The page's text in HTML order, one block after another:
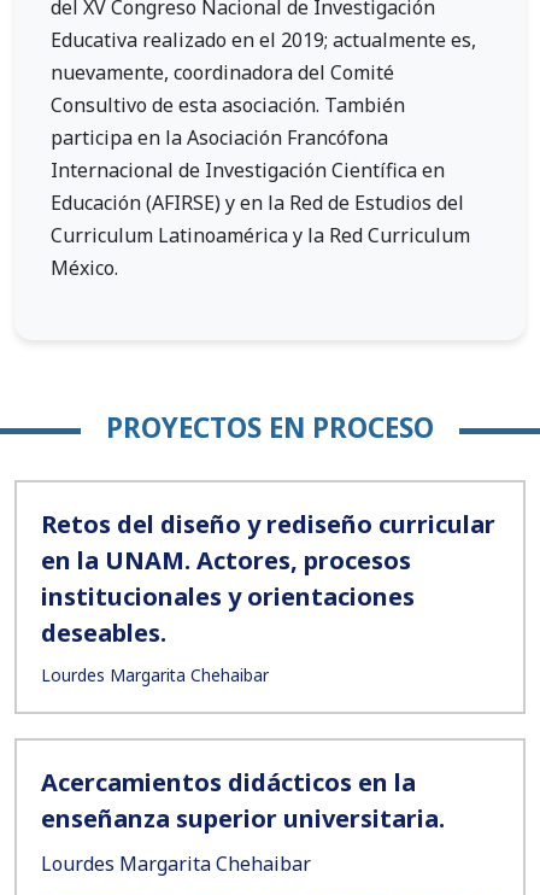
del XV Congreso Nacional de Investigación
Educativa realizado en el 2019; actualmente es,
nuevamente, coordinadora del Comité
Consultivo de esta asociación. También
participa en la Asociación Francófona
Internacional de Investigación Científica en
Educación (AFIRSE) y en la Red de Estudios del
Curriculum Latinoamérica y la Red Curriculum
México.
PROYECTOS EN PROCESO
Retos del diseño y rediseño curricular
en la UNAM. Actores, procesos
institucionales y orientaciones
deseables.
Lourdes Margarita Chehaibar
Acercamientos didácticos en la
enseñanza superior universitaria.
Lourdes Margarita Chehaibar